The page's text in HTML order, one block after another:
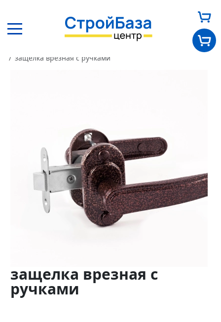
Оплата и доставка
Новости
+7 (961) 138-84-27
защелка врезная с ручками
защелка врезная с
ручками